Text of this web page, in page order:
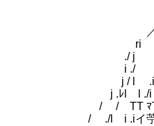
｡o≦￣￣
／
./ j
i ./ ./ ./
j / l .i i .i
j .ﾚl l ./i i .i
/ / TT ﾏTTTTヽ
/ ./l i .iイ苧